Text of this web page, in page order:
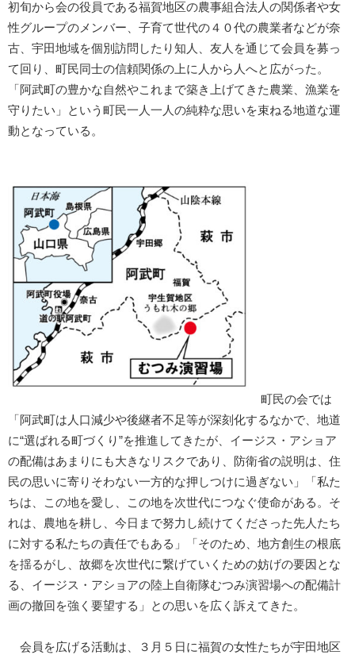
初旬から会の役員である福賀地区の農事組合法人の関係者や女
性グループのメンバー、子育て世代の４０代の農業者などが奈
古、宇田地域を個別訪問したり知人、友人を通じて会員を募っ
て回り、町民同士の信頼関係の上に人から人へと広がった。
「阿武町の豊かな自然やこれまで築き上げてきた農業、漁業を
守りたい」という町民一人一人の純粋な思いを束ねる地道な運
動となっている。
町民の会では
「阿武町は人口減少や後継者不足等が深刻化するなかで、地道
に“選ばれる町づくり”を推進してきたが、イージス・アショア
の配備はあまりにも大きなリスクであり、防衛省の説明は、住
民の思いに寄りそわない一方的な押しつけに過ぎない」「私た
ちは、この地を愛し、この地を次世代につなぐ使命がある。そ
れは、農地を耕し、今日まで努力し続けてくださった先人たち
に対する私たちの責任でもある」「そのため、地方創生の根底
を揺るがし、故郷を次世代に繋げていくための妨げの要因とな
る、イージス・アショアの陸上自衛隊むつみ演習場への配備計
画の撤回を強く要望する」との思いを広く訴えてきた。
会員を広げる活動は、３月５日に福賀の女性たちが宇田地区